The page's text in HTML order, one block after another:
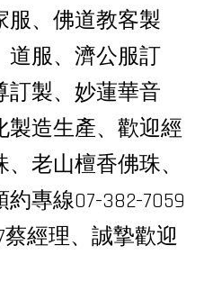
服、佛道教客製
道服、濟公服訂
訂製、妙蓮華音
製造生產、歡迎經
老山檀香佛珠、
專線07-382-7059
蔡經理、誠摯歡迎